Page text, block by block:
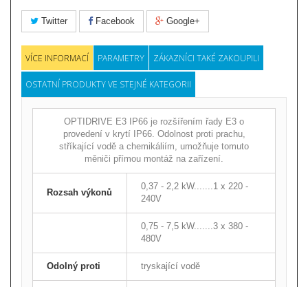
Twitter Facebook Google+
VÍCE INFORMACÍ PARAMETRY ZÁKAZNÍCI TAKÉ ZAKOUPILI
OSTATNÍ PRODUKTY VE STEJNÉ KATEGORII
OPTIDRIVE E3 IP66 je rozšířením řady E3 o
provedení v krytí IP66. Odolnost proti prachu,
stříkající vodě a chemikáliím, umožňuje tomuto
měniči přímou montáž na zařízení.
Rozsah výkonů
0,37 - 2,2 kW.......1 x 220 -
240V
0,75 - 7,5 kW.......3 x 380 -
480V
Odolný proti tryskající vodě